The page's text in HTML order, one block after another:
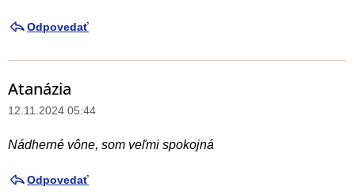
Odpovedať
Atanázia
12.11.2024 05:44
Nádherné vône, som veľmi spokojná
Odpovedať